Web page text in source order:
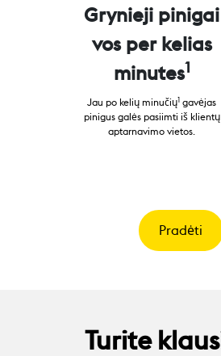
Grynieji pinigai
vos per kelias
minutes1
Jau po kelių minučių gavėjas
pinigus galės pasiimti iš klientų
aptarnavimo vietos.
Pradėti
Turite